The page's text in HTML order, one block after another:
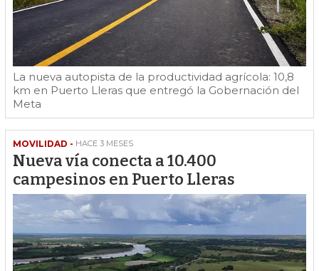
La nueva autopista de la productividad agrícola: 10,8
km en Puerto Lleras que entregó la Gobernación del
Meta
MOVILIDAD - HACE 3 MESES
Nueva vía conecta a 10.400
campesinos en Puerto Lleras